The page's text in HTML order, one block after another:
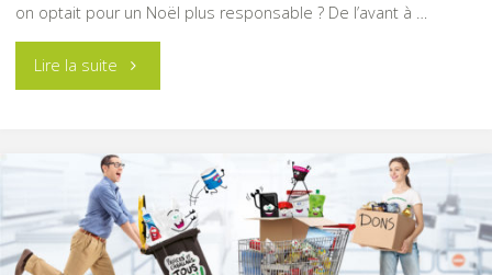
on optait pour un Noël plus responsable ? De l’avant à …
Lire la suite"Pour
Noël
responsable"